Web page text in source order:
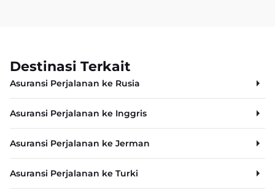
Destinasi Terkait
Asuransi Perjalanan ke Rusia
Asuransi Perjalanan ke Inggris
Asuransi Perjalanan ke Jerman
Asuransi Perjalanan ke Turki